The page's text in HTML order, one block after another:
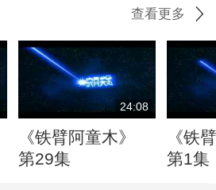
查看更多
24:08
《铁臂阿童木》
第29集
《铁
第1集